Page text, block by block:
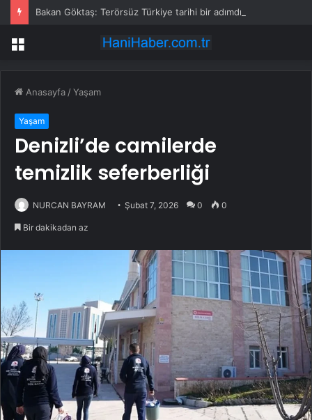
Bakan Göktaş: Terörsüz Türkiye tarihi bir adımdır
Menü
Anasayfa /Yaşam
Yaşam
Denizli’de camilerde
temizlik seferberliği
NURCAN BAYRAM Şubat 7, 2026 0 0
Bir dakikadan az